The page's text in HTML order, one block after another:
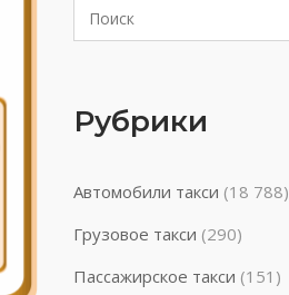
Рубрики
Автомобили такси (18 788)
Грузовое такси (290)
Пассажирское такси (151)